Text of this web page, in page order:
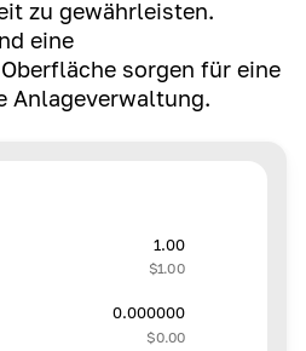
zu gewährleisten.
eine
sorgen für eine
Anlageverwaltung.
1.00
$1.00
0.000000
$0.00